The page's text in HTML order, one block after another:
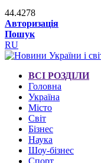
44.4278
Авторизація
Пошук
RU
ВСІ РОЗДІЛИ
Головна
Україна
Місто
Світ
Бізнес
Наука
Шоу-бізнес
Спорт